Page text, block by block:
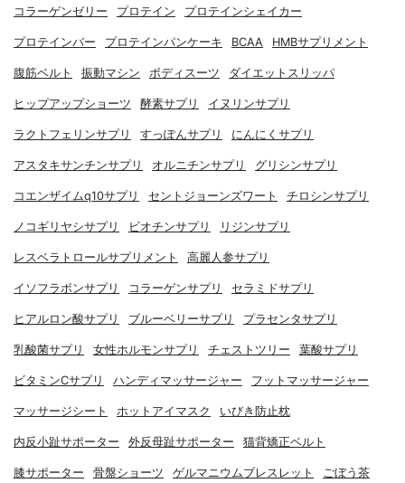
コラーゲンゼリー プロテイン プロテインシェイカー
プロテインバー プロテインパンケーキ BCAA HMBサプリメント
腹筋ベルト 振動マシン ボディスーツ ダイエットスリッパ
ヒップアップショーツ 酵素サプリ イヌリンサプリ
ラクトフェリンサプリ すっぽんサプリ にんにくサプリ
アスタキサンチンサプリ オルニチンサプリ グリシンサプリ
コエンザイムq10サプリ セントジョーンズワート チロシンサプリ
ノコギリヤシサプリ ビオチンサプリ リジンサプリ
レスベラトロールサプリメント 高麗人参サプリ
イソフラボンサプリ コラーゲンサプリ セラミドサプリ
ヒアルロン酸サプリ ブルーベリーサプリ プラセンタサプリ
乳酸菌サプリ 女性ホルモンサプリ チェストツリー 葉酸サプリ
ビタミンCサプリ ハンディマッサージャー フットマッサージャー
マッサージシート ホットアイマスク いびき防止枕
内反小趾サポーター 外反母趾サポーター 猫背矯正ベルト
膝サポーター 骨盤ショーツ ゲルマニウムブレスレット ごぼう茶